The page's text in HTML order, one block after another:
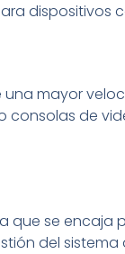
dispositivos
una mayor
consolas de
que se encaja
del sistema